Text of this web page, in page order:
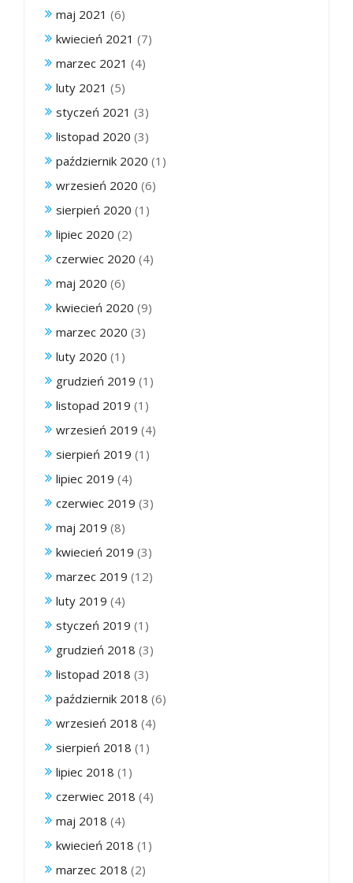
maj 2021 (6)
kwiecień 2021 (7)
marzec 2021 (4)
luty 2021 (5)
styczeń 2021 (3)
listopad 2020 (3)
październik 2020 (1)
wrzesień 2020 (6)
sierpień 2020 (1)
lipiec 2020 (2)
czerwiec 2020 (4)
maj 2020 (6)
kwiecień 2020 (9)
marzec 2020 (3)
luty 2020 (1)
grudzień 2019 (1)
listopad 2019 (1)
wrzesień 2019 (4)
sierpień 2019 (1)
lipiec 2019 (4)
czerwiec 2019 (3)
maj 2019 (8)
kwiecień 2019 (3)
marzec 2019 (12)
luty 2019 (4)
styczeń 2019 (1)
grudzień 2018 (3)
listopad 2018 (3)
październik 2018 (6)
wrzesień 2018 (4)
sierpień 2018 (1)
lipiec 2018 (1)
czerwiec 2018 (4)
maj 2018 (4)
kwiecień 2018 (1)
marzec 2018 (2)